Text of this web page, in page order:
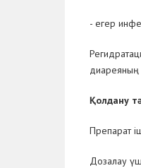
- егер
диареяның
Қолдану
Препарат
Дозалау